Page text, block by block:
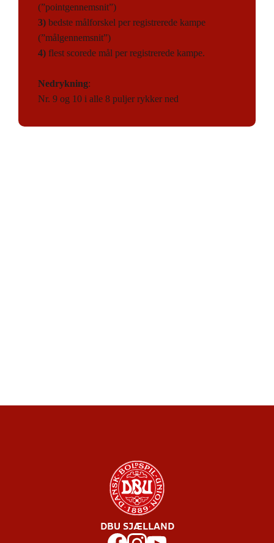
(”pointgennemsnit”)
3) bedste målforskel per registrerede kampe
(”målgennemsnit”)
4) flest scorede mål per registrerede kampe.
Nedrykning:
Nr. 9 og 10 i alle 8 puljer rykker ned
DBU SJÆLLAND